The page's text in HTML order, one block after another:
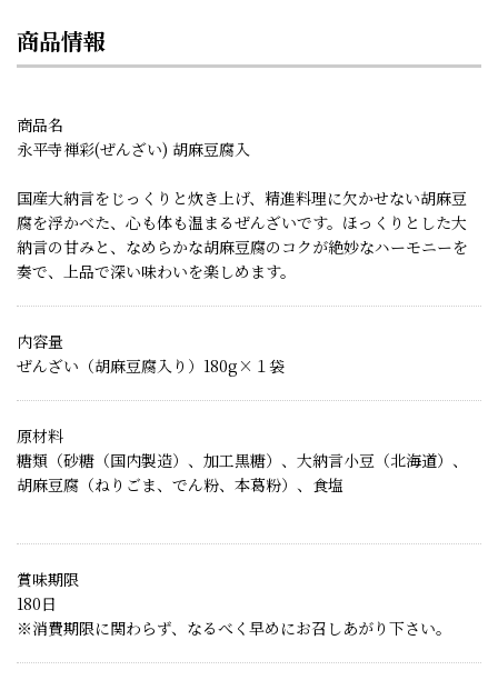
商品情報
商品名
永平寺禅彩(ぜんざい) 胡麻豆腐入
国産大納言をじっくりと炊き上げ、精進料理に欠かせない胡麻豆
腐を浮かべた、心も体も温まるぜんざいです。ほっくりとした大
納言の甘みと、なめらかな胡麻豆腐のコクが絶妙なハーモニーを
奏で、上品で深い味わいを楽しめます。
内容量
ぜんざい（胡麻豆腐入り）180g×１袋
原材料
糖類（砂糖（国内製造）、加工黒糖）、大納言小豆（北海道）、
胡麻豆腐（ねりごま、でん粉、本葛粉）、食塩
賞味期限
180日
※消費期限に関わらず、なるべく早めにお召しあがり下さい。